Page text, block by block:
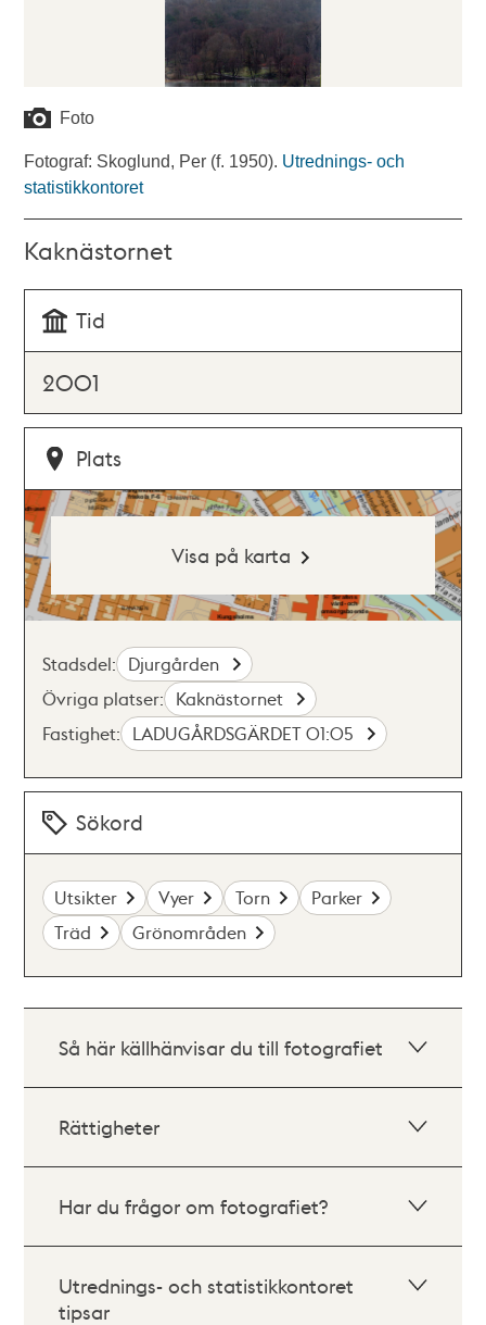
Foto
Fotograf: Skoglund, Per (f. 1950). Utrednings- och
statistikkontoret
Kaknästornet
Tid
2001
Plats
Visa på karta
Stadsdel: Djurgården
Övriga platser: Kaknästornet
Fastighet: LADUGÅRDSGÄRDET 01:05
Sökord
Utsikter Vyer Torn
Parker
Träd
Grönområden
Så här källhänvisar du till fotografiet
Rättigheter
Har du frågor om fotografiet?
Utrednings- och statistikkontoret
tipsar